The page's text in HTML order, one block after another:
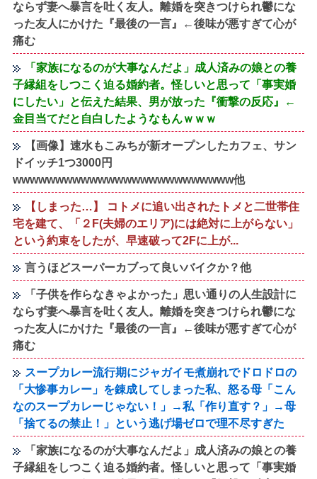
ならず妻へ暴言を吐く友人。離婚を突きつけられ鬱にな
った友人にかけた『最後の一言』←後味が悪すぎて心が
痛む
「家族になるのが大事なんだよ」成人済みの娘との養
子縁組をしつこく迫る婚約者。怪しいと思って「事実婚
にしたい」と伝えた結果、男が放った『衝撃の反応』←
金目当てだと自白したようなもんｗｗｗ
【画像】速水もこみちが新オープンしたカフェ、サン
ドイッチ1つ3000円
wwwwwwwwwwwwwwwwwwwwwwwwww他
【しまった…】 コトメに追い出されたトメと二世帯住
宅を建て、「２F(夫婦のエリア)には絶対に上がらない」
という約束をしたが、早速破って2Fに上が...
言うほどスーパーカブって良いバイクか？他
「子供を作らなきゃよかった」思い通りの人生設計に
ならず妻へ暴言を吐く友人。離婚を突きつけられ鬱にな
った友人にかけた『最後の一言』←後味が悪すぎて心が
痛む
スープカレー流行期にジャガイモ煮崩れでドロドロの
「大惨事カレー」を錬成してしまった私、怒る母「こん
なのスープカレーじゃない！」→私「作り直す？」→母
「捨てるの禁止！」という逃げ場ゼロで理不尽すぎた
「家族になるのが大事なんだよ」成人済みの娘との養
子縁組をしつこく迫る婚約者。怪しいと思って「事実婚